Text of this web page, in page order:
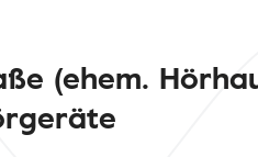
(ehem.